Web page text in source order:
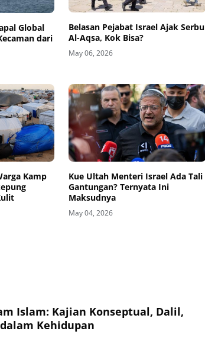
Global
dari
Belasan Pejabat Israel Ajak Serbu
Al-Aqsa, Kok Bisa?
May 06, 2026
Kamp
Kue Ultah Menteri Israel Ada Tali
Gantungan? Ternyata Ini
Maksudnya
May 04, 2026
Islam: Kajian Konseptual, Dalil,
Kehidupan